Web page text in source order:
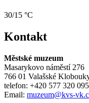
30/15 °C
Kontakt
Městské muzeum
Masarykovo náměstí 276
766 01 Valašské
telefon: +420 577 320 095
Email: muzeum@kvs-